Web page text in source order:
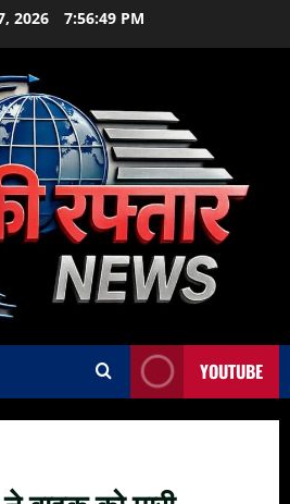
2026 7:56:50 PM
YOUTUBE